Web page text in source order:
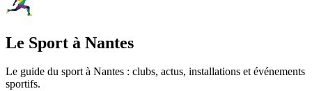
Le Sport à Nantes
Le guide du sport à Nantes : clubs, actus, installations et événements
sportifs.